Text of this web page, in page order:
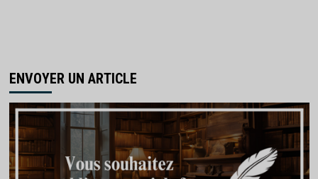
ENVOYER UN ARTICLE